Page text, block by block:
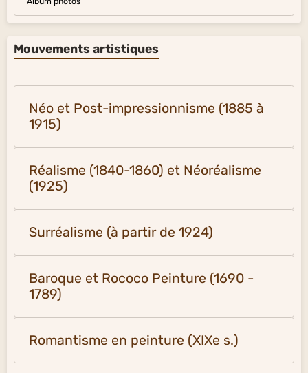
Mouvements artistiques
Néo et Post-impressionnisme (1885 à
1915)
Réalisme (1840-1860) et Néoréalisme
(1925)
Surréalisme (à partir de 1924)
Baroque et Rococo Peinture (1690 -
1789)
Romantisme en peinture (XIXe s.)